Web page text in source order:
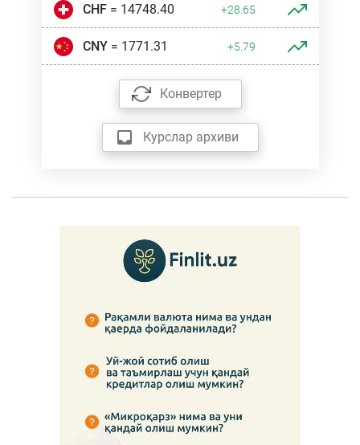
CHF= 14748.40 +28.65
CNY= 1771.31 +5.79
Конвертер
Курслар архиви